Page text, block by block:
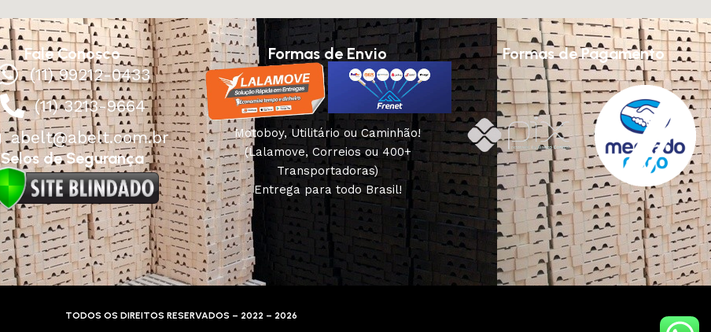
Fale Conosco
(11) 99212-0433
(11) 3213-9664
abelt@abelt.com.br
Selos de Segurança
Formas de Envio
Motoboy, Utilitário ou Caminhão!
(Lalamove, Correios ou 400+
Transportadoras)
Entrega para todo Brasil!
Formas de Pagamento
TODOS OS DIREITOS RESERVADOS – 2022 – 2026